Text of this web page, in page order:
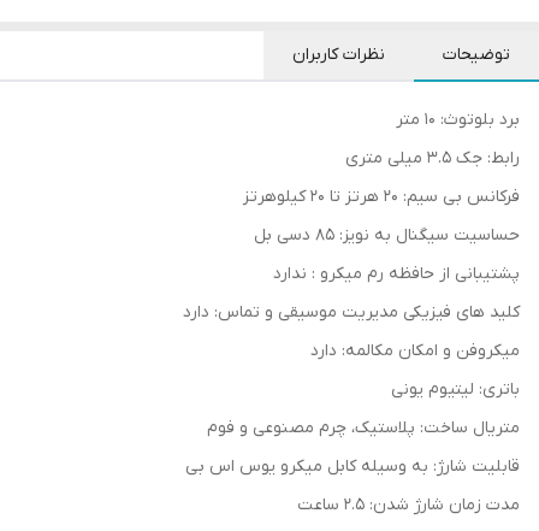
توضیحات نظرات کاربران
برد بلوتوث: 10 متر
رابط: جک 3.5 میلی متری
فرکانس بی سیم: 20 هرتز تا 20 کیلوهرتز
حساسیت سیگنال به نویز: 85 دسی بل
پشتیبانی از حافظه رم میکرو : ندارد
کلید های فیزیکی مدیریت موسیقی و تماس: دارد
میکروفن و امکان مکالمه: دارد
باتری: لیتیوم یونی
متریال ساخت: پلاستیک، چرم مصنوعی و فوم
قابلیت شارژ: به وسیله کابل میکرو یوس اس بی
مدت زمان شارژ شدن: 2.5 ساعت